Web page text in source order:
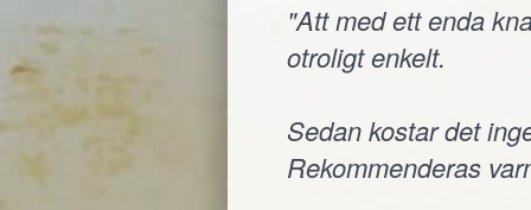
"Att med ett enda
otroligt enkelt.
Sedan kostar det
Rekommenderas